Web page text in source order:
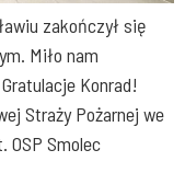
zakończył się
Miło nam
Konrad!
Straży Pożarnej we
OSP Smolec